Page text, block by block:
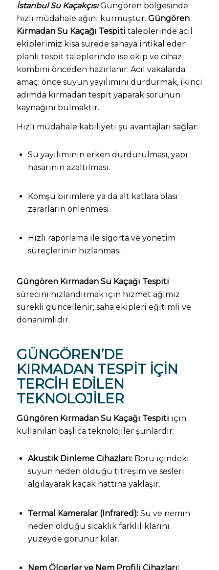
İstanbul Su KaçakçısıGüngören bölgesinde
hızlı müdahale ağını kurmuştur. Güngören
Kırmadan Su Kaçağı Tespiti taleplerinde acil
ekiplerimiz kısa sürede sahaya intikal eder;
planlı tespit taleplerinde ise ekip ve cihaz
kombini önceden hazırlanır. Acil vakalarda
amaç; önce suyun yayılımını durdurmak, ikinci
adımda kırmadan tespit yaparak sorunun
kaynağını bulmaktır.
Hızlı müdahale kabiliyeti şu avantajları sağlar:
Su yayılımının erken durdurulması, yapı
hasarının azaltılması.
Komşu birimlere ya da alt katlara olası
zararların önlenmesi.
Hızlı raporlama ile sigorta ve yönetim
süreçlerinin hızlanması.
Güngören Kırmadan Su Kaçağı Tespiti
sürecini hızlandırmak için hizmet ağımız
sürekli güncellenir; saha ekipleri eğitimli ve
donanımlıdır.
GÜNGÖREN’DE
KIRMADAN TESPIT İÇIN
TERCIH EDILEN
TEKNOLOJILER
Güngören Kırmadan Su Kaçağı Tespiti için
kullanılan başlıca teknolojiler şunlardır:
Akustik Dinleme Cihazları:Boru içindeki
suyun neden olduğu titreşim ve sesleri
algılayarak kaçak hattına yaklaşır.
Termal Kameralar (Infrared):Su ve nemin
neden olduğu sıcaklık farklılıklarını
yüzeyde görünür kılar.
Nem Ölçerler ve Nem Profili Cihazları: